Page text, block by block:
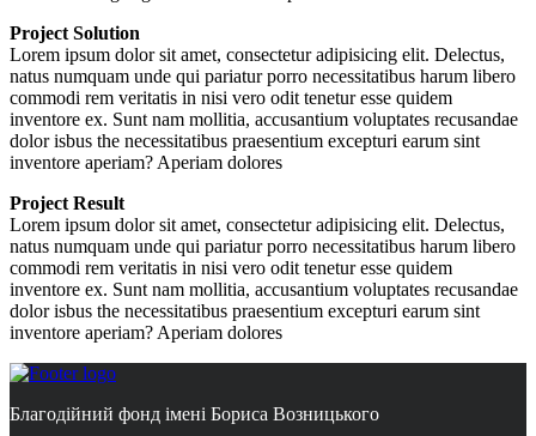
Project Solution
Lorem ipsum dolor sit amet, consectetur adipisicing elit. Delectus,
natus numquam unde qui pariatur porro necessitatibus harum libero
commodi rem veritatis in nisi vero odit tenetur esse quidem
inventore ex. Sunt nam mollitia, accusantium voluptates recusandae
dolor isbus the necessitatibus praesentium excepturi earum sint
inventore aperiam? Aperiam dolores
Project Result
Lorem ipsum dolor sit amet, consectetur adipisicing elit. Delectus,
natus numquam unde qui pariatur porro necessitatibus harum libero
commodi rem veritatis in nisi vero odit tenetur esse quidem
inventore ex. Sunt nam mollitia, accusantium voluptates recusandae
dolor isbus the necessitatibus praesentium excepturi earum sint
inventore aperiam? Aperiam dolores
Благодійний фонд імені Бориса Возницького